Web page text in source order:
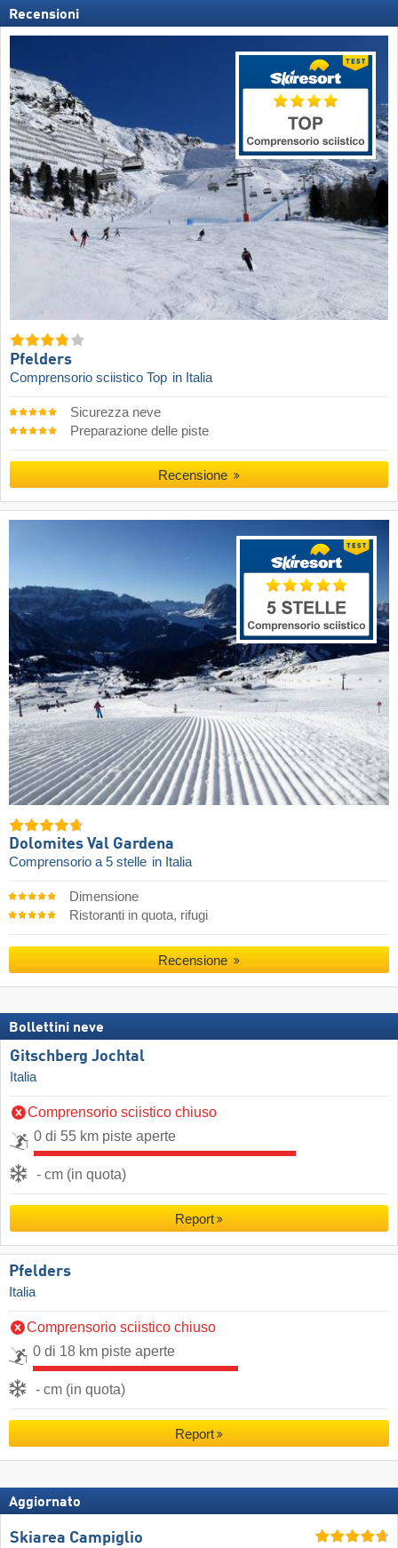
Recensioni
Pfelders
Comprensorio sciistico Top in Italia
Sicurezza neve
Preparazione delle piste
Recensione
Dolomites Val Gardena
Comprensorio a 5 stelle in Italia
Dimensione
Ristoranti in quota, rifugi
Recensione
Bollettini neve
Gitschberg Jochtal
Italia
Comprensorio sciistico chiuso
0 di 55 km piste aperte
- cm (in quota)
Report
Pfelders
Italia
Comprensorio sciistico chiuso
0 di 18 km piste aperte
- cm (in quota)
Report
Aggiornato
Skiarea Campiglio